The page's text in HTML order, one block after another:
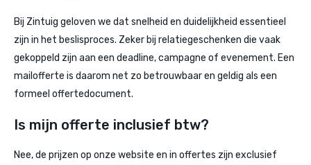
Bij Zintuig geloven we dat snelheid en duidelijkheid essentieel
zijn in het beslisproces. Zeker bij relatiegeschenken die vaak
gekoppeld zijn aan een deadline, campagne of evenement. Een
mailofferte is daarom net zo betrouwbaar en geldig als een
formeel offertedocument.
Is mijn offerte inclusief btw?
Nee, de prijzen op onze website en in offertes zijn exclusief